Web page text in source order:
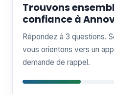
Trouvons
confiance à
Répondez à 3 questions.
vous orientons vers un
demande de rappel.